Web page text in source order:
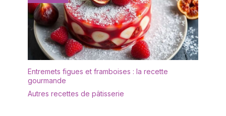
Entremets figues et framboises : la recette
gourmande
Autres recettes de pâtisserie